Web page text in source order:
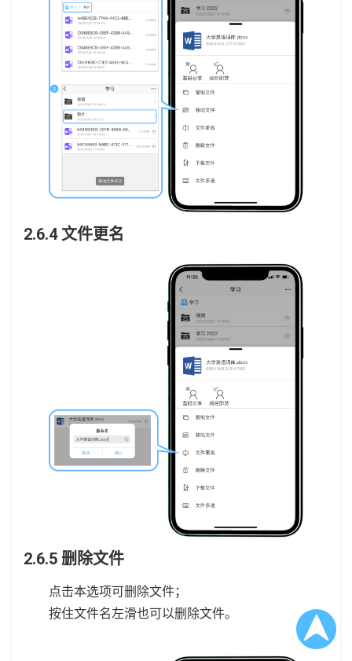
2.6.4 文件更名
2.6.5 删除文件
点击本选项可删除文件；
按住文件名左滑也可以删除文件。